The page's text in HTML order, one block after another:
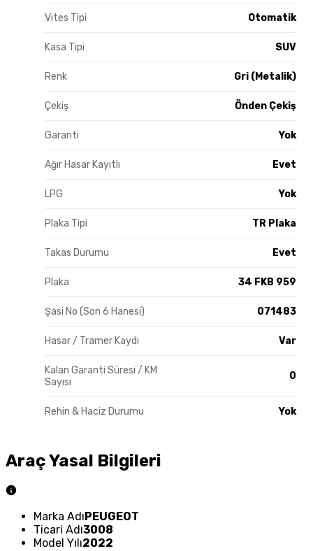
Vites Tipi Otomatik
Kasa Tipi SUV
Renk Gri (Metalik)
Çekiş Önden Çekiş
Garanti Yok
Ağır Hasar Kayıtlı Evet
LPG Yok
Plaka Tipi TR Plaka
Takas Durumu Evet
Plaka 34 FKB 959
Şasi No (Son 6 Hanesi) 071483
Hasar / Tramer Kaydı Var
Kalan Garanti Süresi / KM
Sayısı
0
Rehin & Haciz Durumu Yok
Araç Yasal Bilgileri
Marka AdıPEUGEOT
Ticari Adı3008
Model Yılı2022